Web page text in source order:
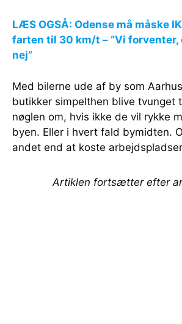
LÆS OGSÅ: Odense må måske
farten til 30 km/t – “Vi forventer,
nej”
Med bilerne ude af by som
butikker simpelthen blive tvunget
nøglen om, hvis ikke de vil rykke
byen. Eller i hvert fald bymidten.
andet end at koste
Artiklen fortsætter efter